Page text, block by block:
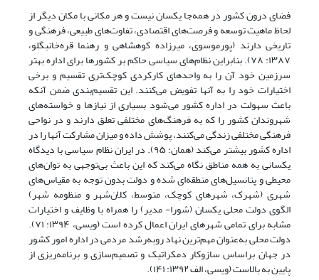
فضای درون کشور در همه‌جا یکسان نیست و هر مکانی با مکان دیگر از
لحاظ ماهیت توسعه و فرصت‌های اقتصادی، تفاوت‌های طبیعی، فرهنگی و
تاریخی دارند (پورموسوی، میرزاده کوهشاهی و رهنما قره‌خانبگلو،
۱۳۸۷: ۷۸). بنابراین نظام‌های سیاسی حاکم بر کشورها برای اداره بهتر
سرزمین خود آن را به واحدهای کارکردی کوچک‌تری تقسیم و برخی
اختیارات خود را به آنها تفویض می‌کنند. این تقسیم‌بندی ضمن آنکه
باعث سهولت در اداره کشور می‌شود بسیاری از نیازها و خواسته‌های
شهروندان کشور را که به فرهنگ‌های مختلفی تعلق دارند و در نواحی
فرهنگی مختلفی زندگی می‌کنند، پوشش داده و میزان مشارکت آنها را در
اداره کشور بیشتر می‌کند (همان: ۹۵). در ایران نظام سیاسی با دیدگاه
یکسانی به همه مناطق نگاه می‌کند که این باعث بی‌توجهی به توان‌های
محیطی و پتانسیل‌های منطقه‌ای شده و دولت بدون توجه به مقیاس‌های
شهری (شهرک، شهرهای کوچک، متوسط، کلان‌شهر و منظومه شهر)
الگوی دولت محلی یکسان (شورا- مدیر) را همراه با وظایف و اختیارات
مشابه برای تمامی شهرهای ایران اعمال کرده است (ویسی، ۱۳۹۴: ۷۱).
دولت محلی به‌عنوان مهم‌ترین نهاد روبه‌رشد مردمی در اداره امور کشور
در جهان براساس سازوکار دمکراتیک و تصمیم‌سازی و برنامه‌ریزی از
پایین به بالاست (ویسی، الف ۱۳۹۲: ۱۴۱).